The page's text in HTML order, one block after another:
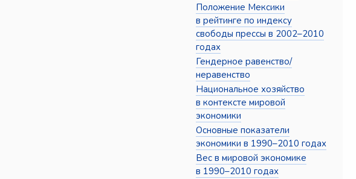
Положение Мексики
в рейтинге по индексу
свободы прессы в 2002–2010
годах
Гендерное равенство/
неравенство
Национальное хозяйство
в контексте мировой
экономики
Основные показатели
экономики в 1990–2010 годах
Вес в мировой экономике
в 1990–2010 годах